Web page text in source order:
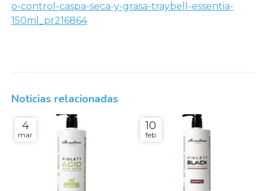
o-control-caspa-seca-y-grasa-traybell-essentia-
150ml_pr216864
Noticias relacionadas
4
mar
10
feb